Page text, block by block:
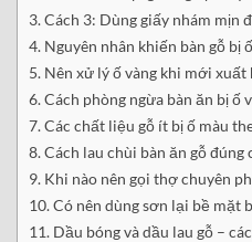
Cách 3: Dùng giấy nhám mịn
Nguyên nhân khiến bàn gỗ bị
Nên xử lý ố vàng khi mới xuất
Cách phòng ngừa bàn ăn bị ố
Các chất liệu gỗ ít bị ố màu
Cách lau chùi bàn ăn gỗ đúng
Khi nào nên gọi thợ chuyên
Có nên dùng sơn lại bề mặt
Dầu bóng và dầu lau gỗ –